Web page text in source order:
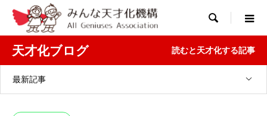

天才化ブログ 読むと天才化する記事
最新記事